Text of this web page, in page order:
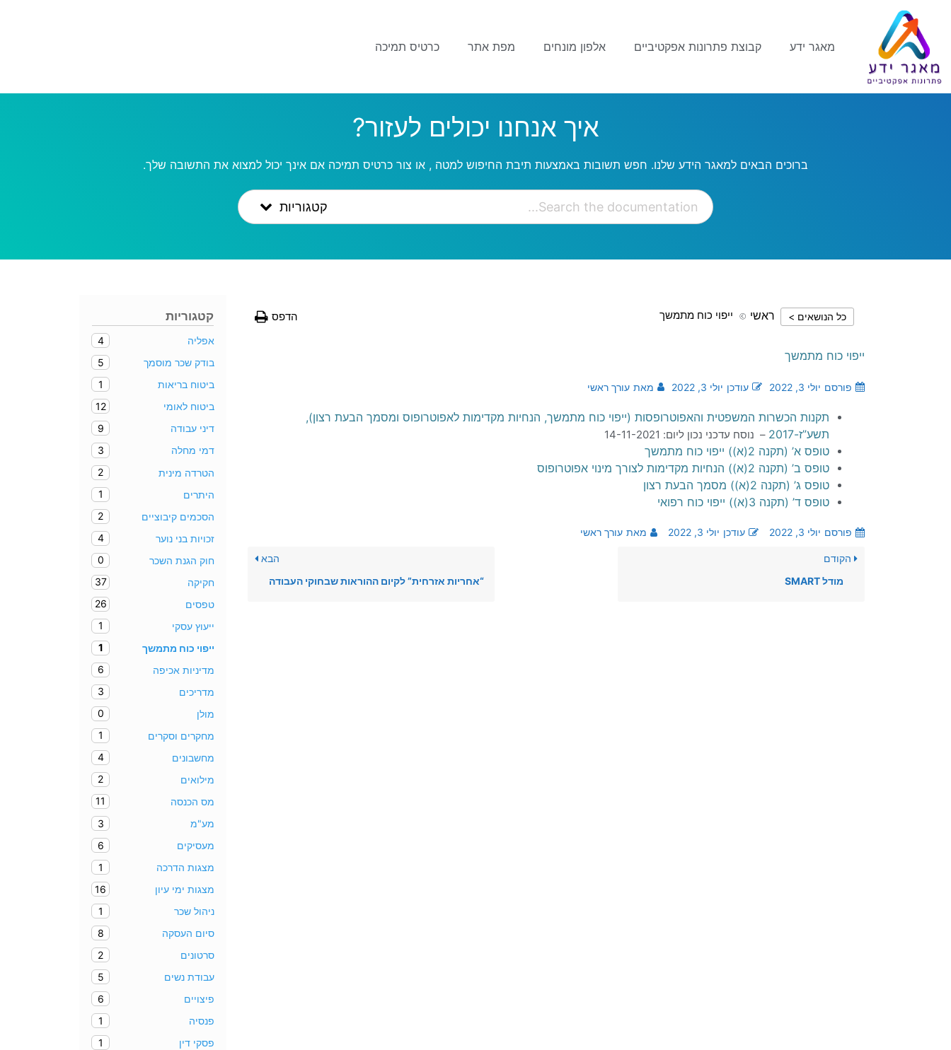
מאגר ידע קבוצת פתרונות אפקטיביים אלפון מונחים מפת אתר כרטיס תמיכה
איך אנחנו יכולים לעזור?
ברוכים הבאים למאגר הידע שלנו. חפש תשובות באמצעות תיבת החיפוש למטה , או צור כרטיס תמיכה אם אינך יכול למצוא את התשובה שלך.
קטגוריות
כל הנושאים > ראשי ייפוי כוח מתמשך הדפס
ייפוי כוח מתמשך
פורסם יולי 3, 2022 עודכן יולי 3, 2022 מאת עורך ראשי
תקנות הכשרות המשפטית והאפוטרופסות (ייפוי כוח מתמשך, הנחיות מקדימות לאפוטרופוס ומסמך הבעת רצון),
תשע”ז-2017
– נוסח עדכני נכון ליום: 14-11-2021
טופס א’ (תקנה 2(א)) ייפוי כוח מתמשך
טופס ב’ (תקנה 2(א)) הנחיות מקדימות לצורך מינוי אפוטרופוס
טופס ג’ (תקנה 2(א)) מסמך הבעת רצון
טופס ד’ (תקנה 3(א)) ייפוי כוח רפואי
פורסם יולי 3, 2022 עודכן יולי 3, 2022 מאת עורך ראשי
הקודם
מודל SMART
הבא
“אחריות אזרחית” לקיום ההוראות שבחוקי העבודה
קטגוריות
אפליה
4
בודק שכר מוסמך
5
ביטוח בריאות
1
ביטוח לאומי
12
דיני עבודה
9
דמי מחלה
3
הטרדה מינית
2
היתרים
1
הסכמים קיבוציים
2
זכויות בני נוער
4
חוק הגנת השכר
0
חקיקה
37
טפסים
26
ייעוץ עסקי
1
ייפוי כוח מתמשך
1
מדיניות אכיפה
6
מדריכים
3
מולן
0
מחקרים וסקרים
1
מחשבונים
4
מילואים
2
מס הכנסה
11
מע"מ
3
מעסיקים
6
מצגות הדרכה
1
מצגות ימי עיון
16
ניהול שכר
1
סיום העסקה
8
סרטונים
2
עבודת נשים
5
פיצויים
6
פנסיה
1
פסקי דין
1